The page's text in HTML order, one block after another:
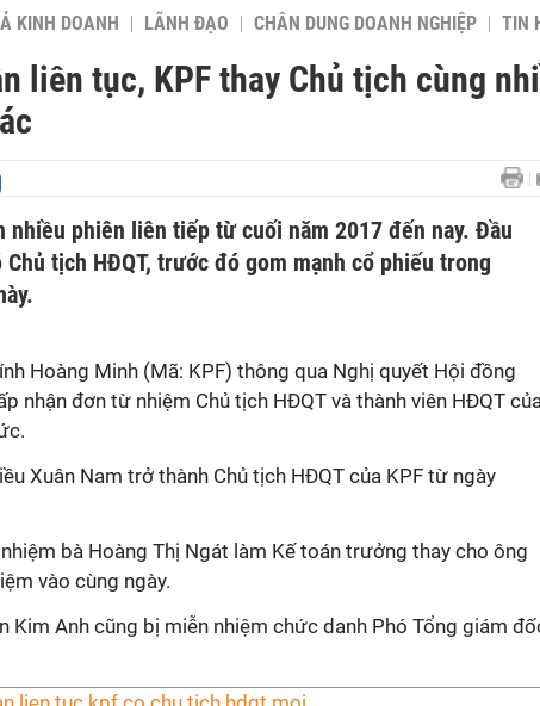
KINH DOANH LÃNH ĐẠO CHÂN DUNG DOANH NGHIỆP TIN
liên tục, KPF thay Chủ tịch cùng
nhiều phiên liên tiếp từ cuối năm 2017 đến nay. Đầu
Chủ tịch HĐQT, trước đó gom mạnh cổ phiếu trong
Hoàng Minh (Mã: KPF) thông qua Nghị quyết Hội đồng
nhận đơn từ nhiệm Chủ tịch HĐQT và thành viên HĐQT
Xuân Nam trở thành Chủ tịch HĐQT của KPF từ ngày
nhiệm bà Hoàng Thị Ngát làm Kế toán trưởng thay cho ông
vào cùng ngày.
Kim Anh cũng bị miễn nhiệm chức danh Phó Tổng giám